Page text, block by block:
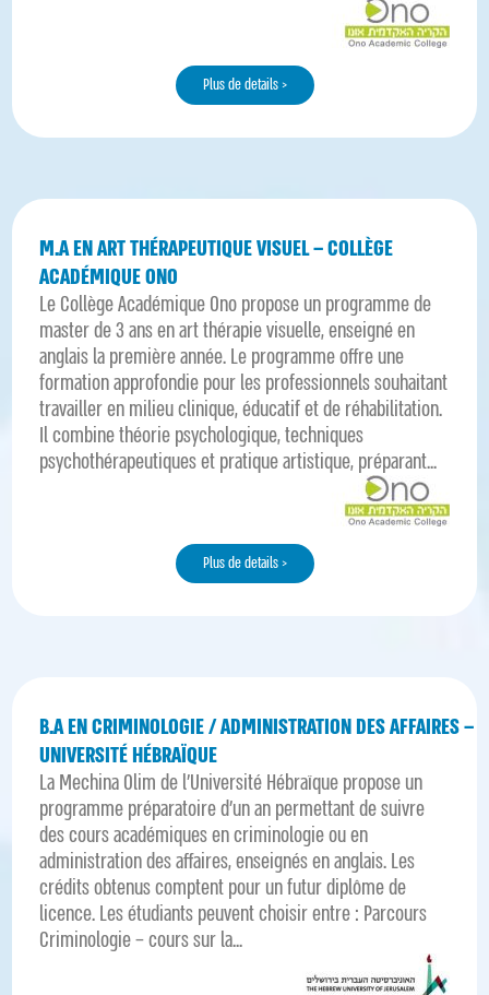
Plus de details >
M.A EN ART THÉRAPEUTIQUE VISUEL – COLLÈGE
ACADÉMIQUE ONO
Le Collège Académique Ono propose un programme de
master de 3 ans en art thérapie visuelle, enseigné en
anglais la première année. Le programme offre une
formation approfondie pour les professionnels souhaitant
travailler en milieu clinique, éducatif et de réhabilitation.
Il combine théorie psychologique, techniques
psychothérapeutiques et pratique artistique, préparant...
Plus de details >
B.A EN CRIMINOLOGIE / ADMINISTRATION DES AFFAIRES –
UNIVERSITÉ HÉBRAÏQUE
La Mechina Olim de l’Université Hébraïque propose un
programme préparatoire d’un an permettant de suivre
des cours académiques en criminologie ou en
administration des affaires, enseignés en anglais. Les
crédits obtenus comptent pour un futur diplôme de
licence. Les étudiants peuvent choisir entre : Parcours
Criminologie – cours sur la...